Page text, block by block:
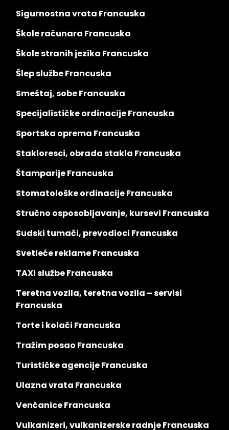
Sigurnostna vrata Francuska
Škole računara Francuska
Škole stranih jezika Francuska
Šlep službe Francuska
Smeštaj, sobe Francuska
Specijalističke ordinacije Francuska
Sportska oprema Francuska
Stakloresci, obrada stakla Francuska
Štamparije Francuska
Stomatološke ordinacije Francuska
Stručno osposobljavanje, kursevi Francuska
Sudski tumači, prevodioci Francuska
Svetleće reklame Francuska
TAXI službe Francuska
Teretna vozila, teretna vozila – servisi
Francuska
Torte i kolači Francuska
Tražim posao Francuska
Turističke agencije Francuska
Ulazna vrata Francuska
Venčanice Francuska
Vulkanizeri, vulkanizerske radnje Francuska